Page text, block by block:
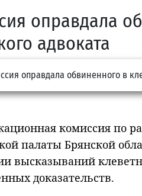
оправдала
адвоката
комиссия по
палаты Брянской
высказываний
доказательств.